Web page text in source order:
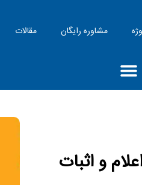
مشاوره رایگان مقالات
و اثبات